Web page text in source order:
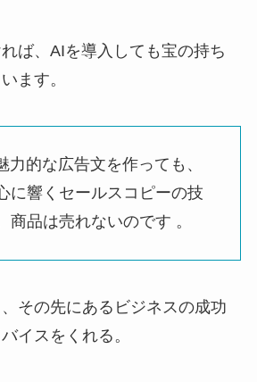
ば、AIを導入しても宝の持ち
ます。
力的な広告文を作っても、
に響くセールスコピーの技
商品は売れないのです 。
その先にあるビジネスの成功
イスをくれる。